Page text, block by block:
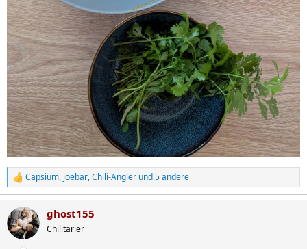
R
e
k
t
i
Capsium, joebar,Chili-Angler und 5 andere
ghost155
Chilitarier